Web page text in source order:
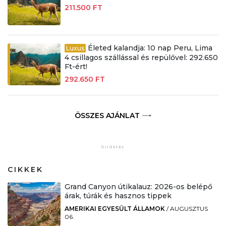
211.500 FT
Luxus Életed kalandja: 10 nap Peru, Lima
4 csillagos szállással és repülővel: 292.650
Ft-ért!
292.650 FT
ÖSSZES AJÁNLAT
CIKKEK
Grand Canyon útikalauz: 2026-os belépő
árak, túrák és hasznos tippek
AMERIKAI EGYESÜLT ÁLLAMOK /AUGUSZTUS
06.